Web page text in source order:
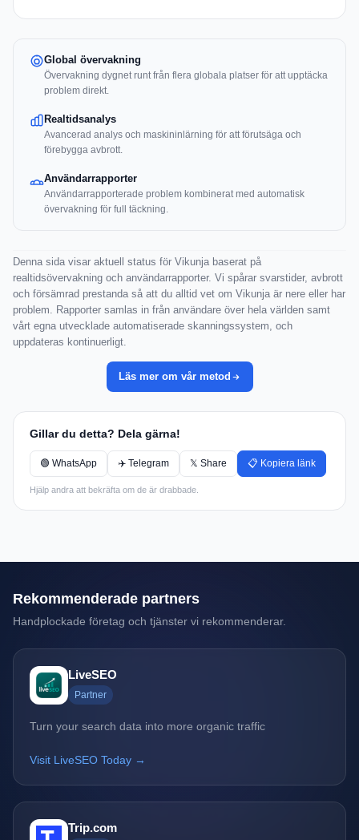
Global övervakning
Övervakning dygnet runt från flera globala platser för att upptäcka
problem direkt.
Realtidsanalys
Avancerad analys och maskininlärning för att förutsäga och
förebygga avbrott.
Användarrapporter
Användarrapporterade problem kombinerat med automatisk
övervakning för full täckning.
Denna sida visar aktuell status för Vikunja baserat på
realtidsövervakning och användarrapporter. Vi spårar svarstider, avbrott
och försämrad prestanda så att du alltid vet om Vikunja är nere eller har
problem. Rapporter samlas in från användare över hela världen samt
vårt egna utvecklade automatiserade skanningssystem, och
uppdateras kontinuerligt.
Läs mer om vår metod
Gillar du detta? Dela gärna!
🟢 WhatsApp ✈️ Telegram 𝕏 Share 📋 Kopiera länk
Hjälp andra att bekräfta om de är drabbade.
Rekommenderade partners
Handplockade företag och tjänster vi rekommenderar.
LiveSEO
Partner
Turn your search data into more organic traffic
Visit LiveSEO Today →
Trip.com